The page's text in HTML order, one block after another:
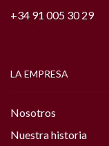
+34 91 005 30 29
LA EMPRESA
Nosotros
Nuestra historia